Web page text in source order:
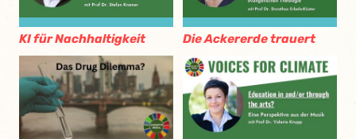
KI für Nachhaltigkeit Die Ackererde trauert